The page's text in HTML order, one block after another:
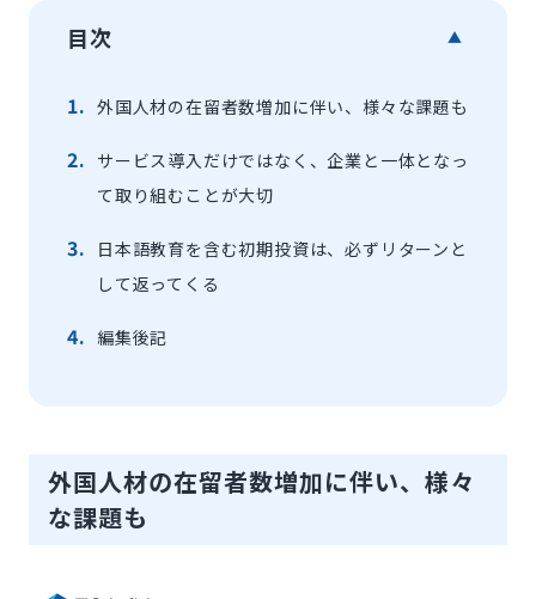
目次 ▲
外国人材の在留者数増加に伴い、様々な課題も
サービス導入だけではなく、企業と一体となっ
て取り組むことが大切
日本語教育を含む初期投資は、必ずリターンと
して返ってくる
編集後記
外国人材の在留者数増加に伴い、様々
な課題も